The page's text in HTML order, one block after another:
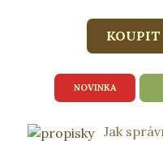
NOVINKA
Jak